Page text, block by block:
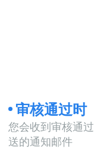
审核通过时
您会收到审核通
送的通知邮件